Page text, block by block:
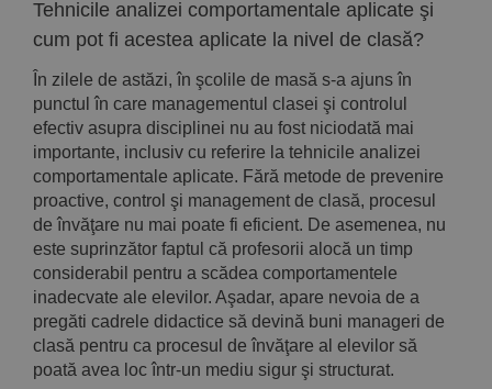
Tehnicile analizei comportamentale aplicate şi
cum pot fi acestea aplicate la nivel de clasă?
În zilele de astăzi, în şcolile de masă s-a ajuns în
punctul în care managementul clasei şi controlul
efectiv asupra disciplinei nu au fost niciodată mai
importante, inclusiv cu referire la tehnicile analizei
comportamentale aplicate. Fără metode de prevenire
proacti­ve, control şi management de clasă, procesul
de învăţare nu mai poa­te fi eficient. De asemenea, nu
este suprinzător faptul că profesorii alocă un timp
considerabil pentru a scădea comportamentele
inadec­vate ale elevilor. Aşadar, apare nevoia de a
pregăti cadrele didactice să devină buni manageri de
clasă pentru ca procesul de învăţare al elevilor să
poată avea loc într-un mediu sigur şi structurat.